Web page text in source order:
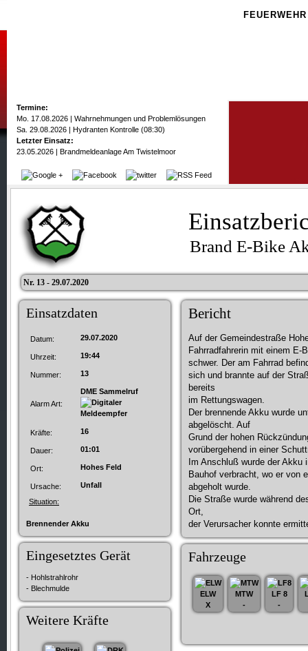
FEUERWEHR
Termine:
Mo. 17.08.2026 | Wahrnehmungen und Problemlösungen
Sa. 29.08.2026 | Hydranten Kontrolle (08:30)
Letzter Einsatz:
23.05.2026 | Brandmeldeanlage Am Twistelmoor
Brand E-Bike
Nr. 13 - 29.07.2020
Einsatzdaten
Datum: 29.07.2020
Uhrzeit: 19:44
Nummer: 13
Alarm Art:
DME Sammelruf
Kräfte: 16
Dauer: 01:01
Ort: Hohes Feld
Ursache:
Unfall
Situation:
Brennender Akku
Eingesetztes Gerät
- Hohlstrahlrohr
- Blechmulde
Weitere Kräfte
Bericht
Auf der Gemeindestraße
Fahrradfahrerin mit einem E-
schwer. Der am Fahrrad
sich und brannte auf der
bereits
im Rettungswagen.
Der brennende Akku wurde
abgelöscht. Auf
Grund der hohen
vorübergehend in einer
Im Anschluß wurde der
Bauhof verbracht, wo er von
abgeholt wurde.
Die Straße wurde während
Ort,
der Verursacher konnte
Fahrzeuge
ELW
X
MTW
-
LF 8
-